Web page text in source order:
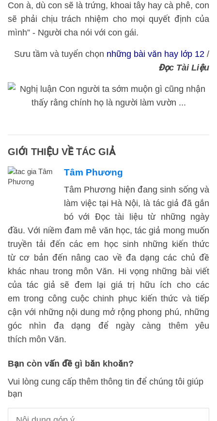
Con à, dù con sẽ là trứng, khoai tây hay cà phê, con
sẽ phải chịu trách nhiệm cho mọi quyết định của
mình” - Người cha nói với con gái.
Sưu tầm và tuyển chọn những bài văn hay lớp 12 /
Đọc Tài Liệu
GIỚI THIỆU VỀ TÁC GIẢ
Tâm Phương
Tâm Phương hiện đang sinh sống và
làm việc tại Hà Nội, là tác giả đã gắn
bó với Đọc tài liệu từ những ngày
đầu. Với niềm đam mê văn học, tác giả mong muốn
truyền tải đến các em học sinh những kiến thức
từ cơ bản đến nâng cao về đa dạng các chủ đề
khác nhau trong môn Văn. Hi vọng những bài viết
của tác giả sẽ đem lại giá trị hữu ích cho các
em trong công cuộc chinh phục kiến thức và tiếp
cận với những nội dung mở rộng phong phú, những
góc nhìn đa dạng để ngày càng thêm yêu
thích môn Văn.
Bạn còn vấn đề gì băn khoăn?
Vui lòng cung cấp thêm thông tin để chúng tôi giúp
bạn